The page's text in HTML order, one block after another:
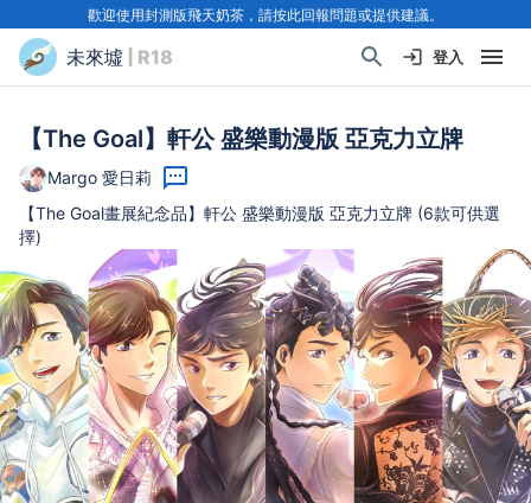
歡迎使用封測版飛天奶茶，請按此回報問題或提供建議。
未來墟 | R18 登入
【The Goal】軒公 盛樂動漫版 亞克力立牌
Margo 愛日莉
【The Goal畫展紀念品】軒公 盛樂動漫版 亞克力立牌 (6款可供選
擇)